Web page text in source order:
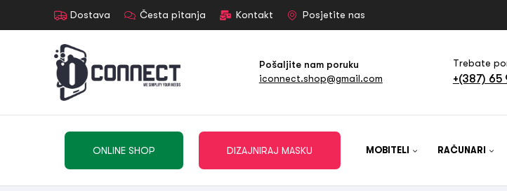
Dostava Česta pitanja Kontakt Posjetite nas
Pošaljite nam poruku
iconnect.shop@gmail.com
Trebate
+(387) 65
ONLINE SHOP DIZAJNIRAJ MASKU MOBITELI RAČUNARI